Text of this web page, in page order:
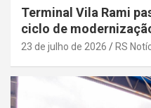
Terminal Vila Rami
ciclo de
23 de julho de 2026 RS